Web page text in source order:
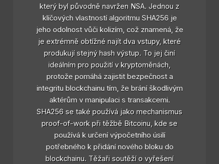
který byl původně navržen NSA. Jednou z
klíčových vlastností algoritmu SHA256 je
jeho odolnost vůči kolizím, což znamená, že
je extrémně obtížné najít dva vstupy, které
produkují stejný hash výstup. To jej činí
ideálním pro použití v kryptoměnách,
protože pomáhá zajistit bezpečnost a
integritu blockchainu tím, že brání škodlivým
aktérům v manipulaci s transakcemi.
SHA256 se také používá jako mechanismus
proof-of-work při těžbě Bitcoinu, kde se
používá k určení výpočetního úsilí
potřebného k přidání nového bloku do
blockchainu. Těžaři soutěží o vyřešení